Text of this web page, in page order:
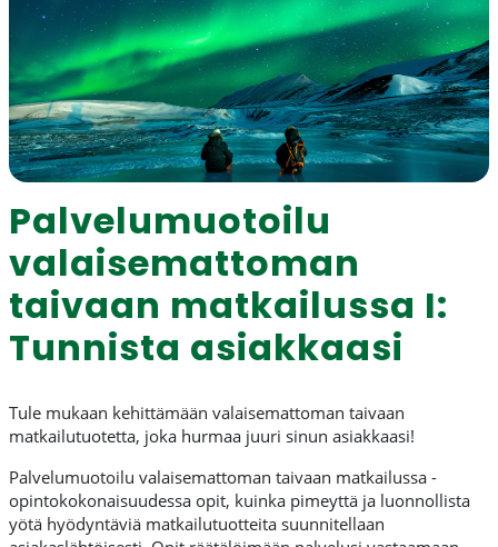
Palvelumuotoilu
valaisemattoman
taivaan matkailussa I:
Tunnista asiakkaasi
Tule mukaan kehittämään valaisemattoman taivaan
matkailutuotetta, joka hurmaa juuri sinun asiakkaasi!
Palvelumuotoilu valaisemattoman taivaan matkailussa -
opintokokonaisuudessa opit, kuinka pimeyttä ja luonnollista
yötä hyödyntäviä matkailutuotteita suunnitellaan